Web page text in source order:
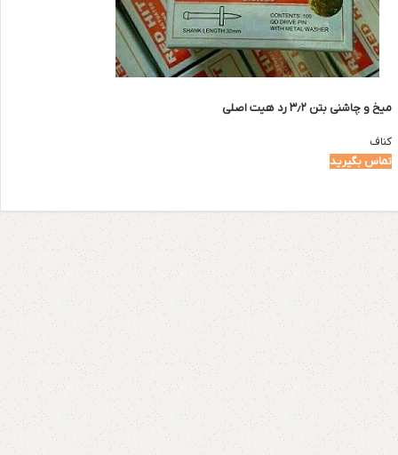
میخ و چاشنی بتن ۳٫۲ رد هیت اصلی
کناف
تماس بگیرید